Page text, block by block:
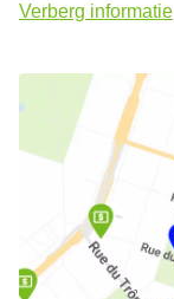
Verberg informatie